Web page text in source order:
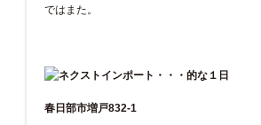
ではまた。
春日部市増戸832-1